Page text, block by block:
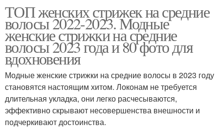
ТОП женских стрижек на средние
волосы 2022-2023. Модные
женские стрижки на средние
волосы 2023 года и 80 фото для
вдохновения
Модные женские стрижки на средние волосы в 2023 году
становятся настоящим хитом. Локонам не требуется
длительная укладка, они легко расчесываются,
эффективно скрывают несовершенства внешности и
подчеркивают достоинства.